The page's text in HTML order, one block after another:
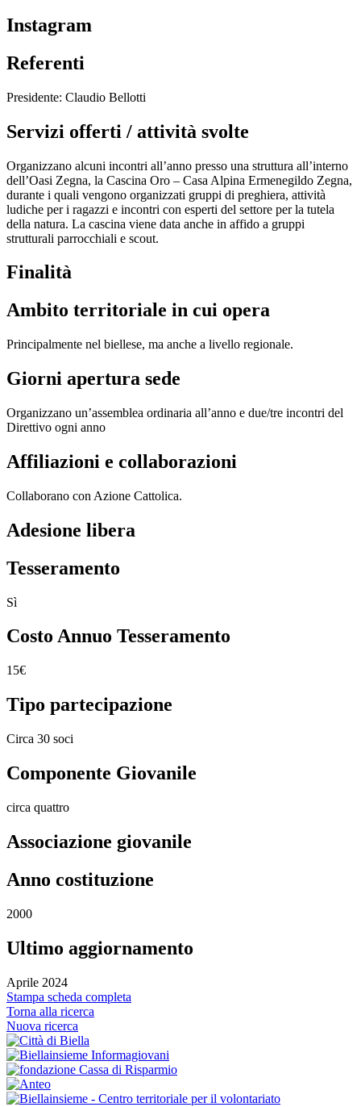
Instagram
Referenti
Presidente: Claudio Bellotti
Servizi offerti / attività svolte
Organizzano alcuni incontri all’anno presso una struttura all’interno
dell’Oasi Zegna, la Cascina Oro – Casa Alpina Ermenegildo Zegna,
durante i quali vengono organizzati gruppi di preghiera, attività
ludiche per i ragazzi e incontri con esperti del settore per la tutela
della natura. La cascina viene data anche in affido a gruppi
strutturali parrocchiali e scout.
Finalità
Ambito territoriale in cui opera
Principalmente nel biellese, ma anche a livello regionale.
Giorni apertura sede
Organizzano un’assemblea ordinaria all’anno e due/tre incontri del
Direttivo ogni anno
Affiliazioni e collaborazioni
Collaborano con Azione Cattolica.
Adesione libera
Tesseramento
Sì
Costo Annuo Tesseramento
15€
Tipo partecipazione
Circa 30 soci
Componente Giovanile
circa quattro
Associazione giovanile
Anno costituzione
2000
Ultimo aggiornamento
Aprile 2024
Stampa scheda completa
Torna alla ricerca
Nuova ricerca